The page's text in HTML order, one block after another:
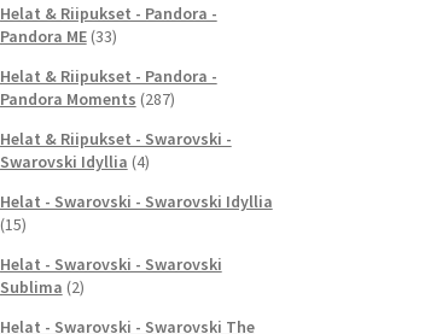
Helat & Riipukset - Pandora -
Pandora ME (33)
Helat & Riipukset - Pandora -
Pandora Moments (287)
Helat & Riipukset - Swarovski -
Swarovski Idyllia (4)
Helat - Swarovski - Swarovski Idyllia
(15)
Helat - Swarovski - Swarovski
Sublima (2)
Helat - Swarovski - Swarovski The